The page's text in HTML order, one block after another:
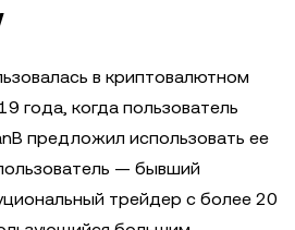
в криптовалютном
года, когда пользователь
предложил использовать ее
— бывший
трейдер с более 20